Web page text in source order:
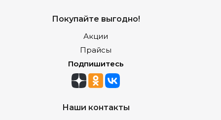
Покупайте выгодно!
Акции
Прайсы
Подпишитесь
Наши контакты